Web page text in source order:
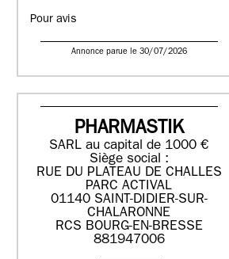
Pour avis
Annonce parue le 30/07/2026
PHARMASTIK
SARL au capital de 1000 €
Siège social :
RUE DU PLATEAU DE CHALLES
PARC ACTIVAL
01140 SAINT-DIDIER-SUR-
CHALARONNE
RCS BOURG-EN-BRESSE
881947006